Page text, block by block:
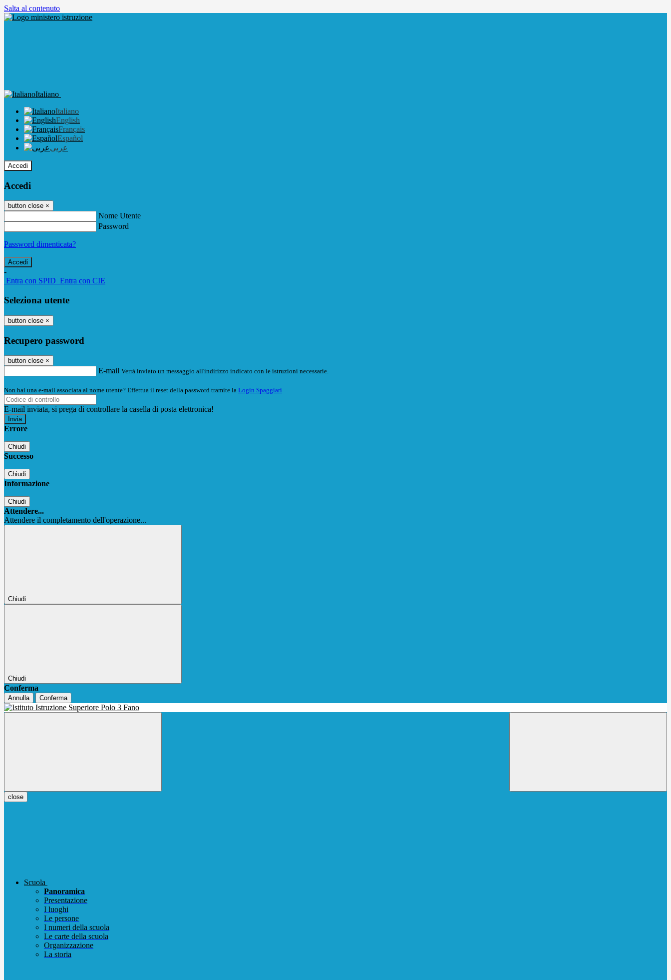
Salta al contenuto
Italiano
Italiano
English
Français
Español
عربى
Accedi
Accedi
button close ×
Nome Utente
Password
Password dimenticata?
-
Entra con SPID Entra con CIE
Seleziona utente
button close ×
Recupero password
button close ×
E-mail Verrà inviato un messaggio all'indirizzo indicato con le istruzioni necessarie.
Non hai una e-mail associata al nome utente? Effettua il reset della password tramite la Login Spaggiari
E-mail inviata, si prega di controllare la casella di posta elettronica!
Errore
Chiudi
Successo
Chiudi
Informazione
Chiudi
Attendere...
Attendere il completamento dell'operazione...
Chiudi
Chiudi
Conferma
Annulla Conferma
close
Scuola
Panoramica
Presentazione
I luoghi
Le persone
I numeri della scuola
Le carte della scuola
Organizzazione
La storia